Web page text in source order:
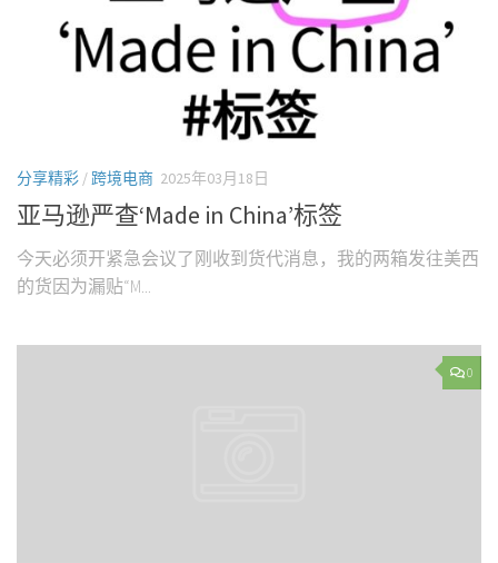
分享精彩 / 跨境电商 2025年03月18日
亚马逊严查‘Made in China’标签
今天必须开紧急会议了刚收到货代消息，我的两箱发往美西
的货因为漏贴“M...
0